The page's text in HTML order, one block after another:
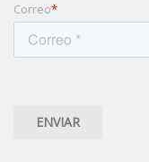
Correo*